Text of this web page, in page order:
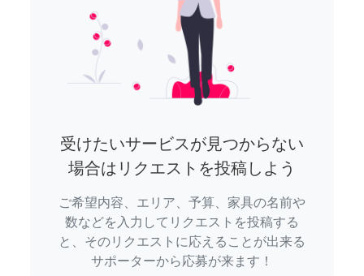
受けたいサービスが見つからない
場合はリクエストを投稿しよう
ご希望内容、エリア、予算、家具の名前や
数などを入力してリクエストを投稿する
と、そのリクエストに応えることが出来る
サポーターから応募が来ます！